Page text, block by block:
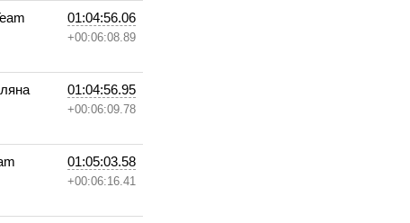
01:04:56.06
+00:06:08.89
01:04:56.95
+00:06:09.78
01:05:03.58
+00:06:16.41